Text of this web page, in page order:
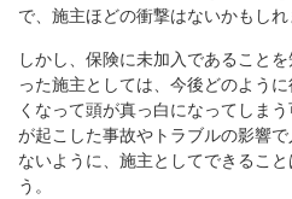
で、施主ほどの衝撃はないかもしれ
しかし、保険に未加入であること
った施主としては、今後どのよう
くなって頭が真っ白になってしま
が起こした事故やトラブルの影響
ないように、施主としてできるこ
う。